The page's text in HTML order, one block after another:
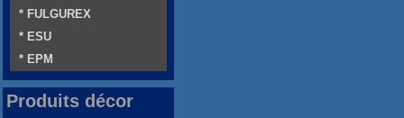
* FULGUREX
* ESU
* EPM
Produits décor